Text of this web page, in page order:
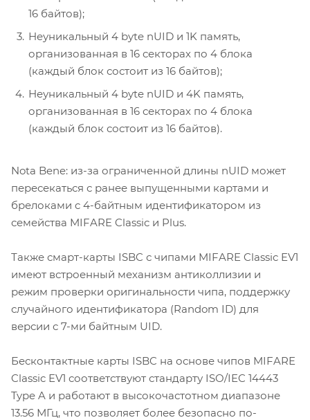
16 байтов);
Неуникальный 4 byte nUID и 1K память,
организованная в 16 секторах по 4 блока
(каждый блок состоит из 16 байтов);
Неуникальный 4 byte nUID и 4K память,
организованная в 16 секторах по 4 блока
(каждый блок состоит из 16 байтов).
Nota Bene: из-за ограниченной длины nUID может
пересекаться с ранее выпущенными картами и
брелоками c 4-байтным идентификатором из
семейства MIFARE Classic и Plus.
Также смарт-карты ISBC с чипами MIFARE Classic EV1
имеют встроенный механизм антиколлизии и
режим проверки оригинальности чипа, поддержку
случайного идентификатора (Random ID) для
версии с 7-ми байтным UID.
Бесконтактные карты ISBC на основе чипов MIFARE
Classic EV1 соответствуют стандарту ISO/IEC 14443
Type A и работают в высокочастотном диапазоне
13.56 МГц, что позволяет более безопасно по-